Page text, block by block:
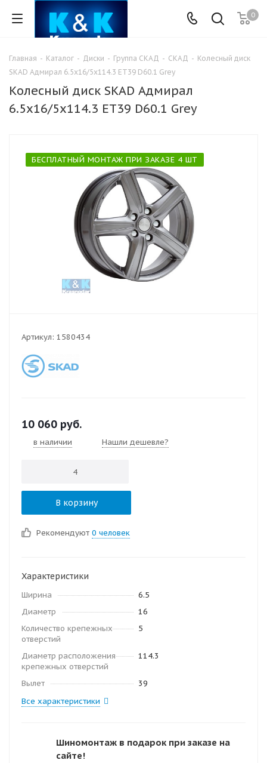
0
Главная - Каталог - Диски - Группа СКАД - СКАД - Колесный диск
SKAD Адмирал 6.5x16/5x114.3 ET39 D60.1 Grey
Колесный диск SKAD Адмирал
6.5x16/5x114.3 ET39 D60.1 Grey
БЕСПЛАТНЫЙ МОНТАЖ ПРИ ЗАКАЗЕ 4 ШТ
Артикул: 1580434
10 060 руб.
в наличии Нашли дешевле?
В корзину
Рекомендуют 0 человек
Характеристики
Ширина
6.5
Диаметр
16
Количество крепежных
отверстий
5
Диаметр расположения
крепежных отверстий
114.3
Вылет
39
Все характеристики
Шиномонтаж в подарок при заказе на
сайте!